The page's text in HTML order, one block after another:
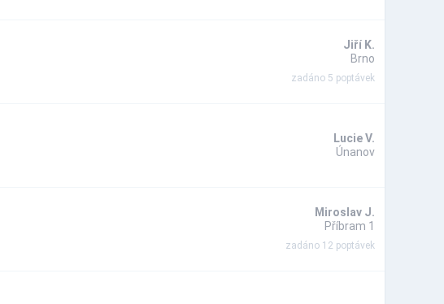
Jiří K.
Brno
zadáno 5 poptávek
Lucie V.
Únanov
Miroslav J.
Příbram 1
zadáno 12 poptávek